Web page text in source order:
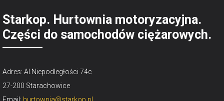
Starkop. Hurtownia motoryzacyjna.
Części do samochodów ciężarowych.
Adres: Al.Niepodległości 74c
27-200 Starachowice